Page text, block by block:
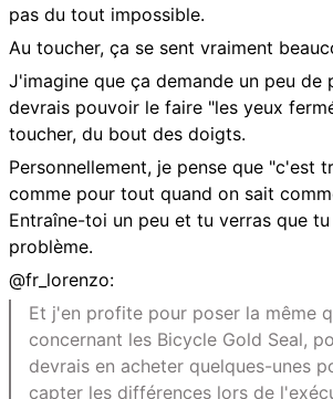
pas du tout impossible.
Au toucher, ça se sent vraiment
J'imagine que ça demande un peu de
devrais pouvoir le faire "les yeux
toucher, du bout des doigts.
Personnellement, je pense que "c'est
comme pour tout quand on sait
Entraîne-toi un peu et tu verras que
problème.
@fr_lorenzo:
Et j'en profite pour poser la même
concernant les Bicycle Gold Seal,
devrais en acheter quelques-unes
capter les différences lors de